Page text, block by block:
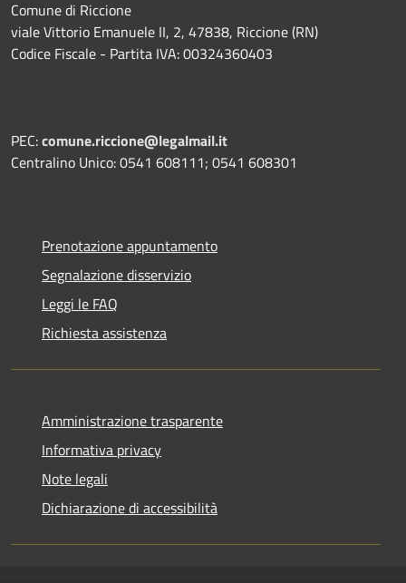
Comune di Riccione
viale Vittorio Emanuele II, 2, 47838, Riccione (RN)
Codice Fiscale - Partita IVA: 00324360403
PEC:comune.riccione@legalmail.it
Centralino Unico: 0541 608111; 0541 608301
Prenotazione appuntamento
Segnalazione disservizio
Leggi le FAQ
Richiesta assistenza
Amministrazione trasparente
Informativa privacy
Note legali
Dichiarazione di accessibilità